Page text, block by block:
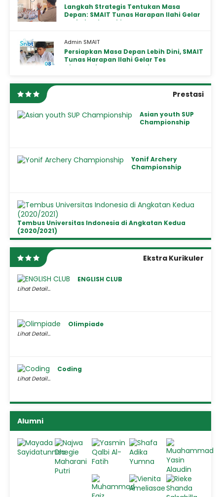
Langkah Strategis Tentukan Masa
Depan: SMAIT Tunas Harapan Ilahi Gelar
Sosialisasi Pemilihan Jurusan IPA dan IPS
Admin SMAIT
Persiapkan Masa Depan Lebih Dini, SMAIT
Tunas Harapan Ilahi Gelar Tes
Diagnostik SNBT untuk Siswa Kelas XI
Prestasi
Asian youth SUP
Championship
Yonif Archery
Championship
Tembus Universitas Indonesia di Angkatan Kedua
(2020/2021)
Ekstra Kurikuler
ENGLISH CLUB
Lihat Detail...
Olimpiade
Lihat Detail...
Coding
Lihat Detail...
Alumni